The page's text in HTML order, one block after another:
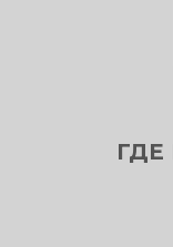
ГДЕ